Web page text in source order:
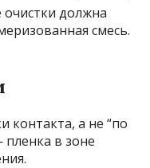
очистки должна
смесь.
контакта, а не “по
пленка в зоне